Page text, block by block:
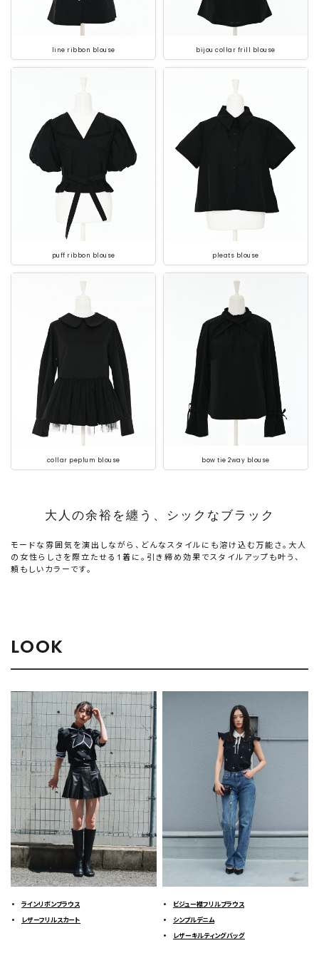
line ribbon blouse bijou collar frill blouse
puff ribbon blouse pleats blouse
collar peplum blouse bow tie 2way blouse
大人の余裕を纏う、シックなブラック
モードな雰囲気を演出しながら、どんなスタイルにも溶け込む万能さ。大人
の女性らしさを際立たせる1着に。引き締め効果でスタイルアップも叶う、
頼もしいカラーです。
LOOK
ラインリボンブラウス
レザーフリルスカート
ビジュー襟フリルブラウス
シンプルデニム
レザーキルティングバッグ